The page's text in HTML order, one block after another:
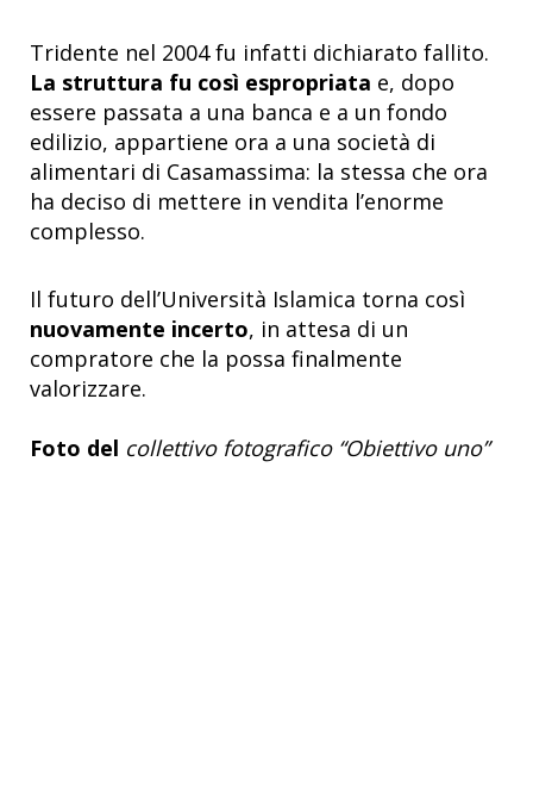
Tridente nel 2004 fu infatti dichiarato fallito.
La struttura fu così espropriata e, dopo
essere passata a una banca e a un fondo
edilizio, appartiene ora a una società di
alimentari di Casamassima: la stessa che ora
ha deciso di mettere in vendita l’enorme
complesso.
Il futuro dell’Università Islamica torna così
nuovamente incerto, in attesa di un
compratore che la possa finalmente
valorizzare.
Foto del collettivo fotografico “Obiettivo uno”